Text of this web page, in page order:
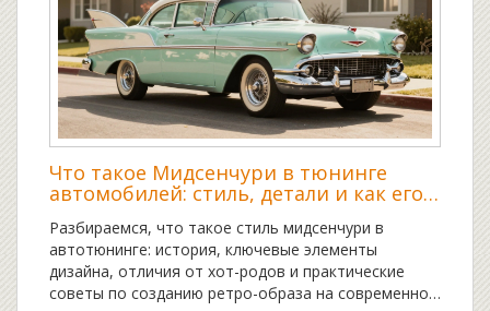
Что такое Мидсенчури в тюнинге
автомобилей: стиль, детали и как его
Разбираемся, что такое стиль мидсенчури в
автотюнинге: история, ключевые элементы
дизайна, отличия от хот-родов и практические
советы по созданию ретро-образа на современном